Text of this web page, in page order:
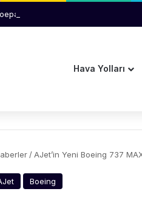
Kazası Soruşturmasında
Hava Yolları
/AJet’in Yeni Boeing 737
Boeing